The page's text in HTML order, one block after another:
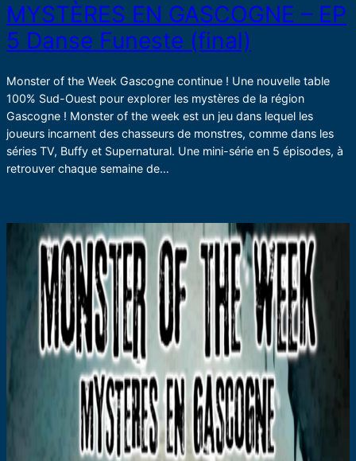
MYSTÈRES EN GASCOGNE – EP
5 Danse Funeste (final)
Monster of the Week Gascogne continue ! Une nouvelle table
100% Sud-Ouest pour explorer les mystères de la région
Gascogne ! Monster of the week est un jeu dans lequel les
joueurs incarnent des chasseurs de monstres, comme dans les
séries TV, Buffy et Supernatural. Une mini-série en 5 épisodes, à
retrouver chaque semaine de…